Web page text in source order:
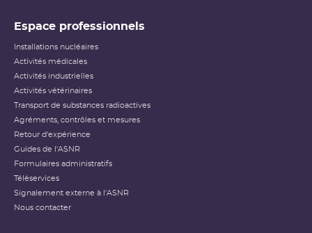
Espace professionnels
Installations nucléaires
Activités médicales
Activités industrielles
Activités vétérinaires
Transport de substances radioactives
Agréments, contrôles et mesures
Retour d'expérience
Guides de l'ASNR
Formulaires administratifs
Téléservices
Signalement externe à l'ASNR
Nous contacter